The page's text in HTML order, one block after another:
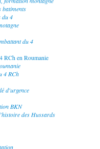
batiments
du 4
du 4
RCh en Roumanie
4 RCh
d'urgence
BKN
des Hussards